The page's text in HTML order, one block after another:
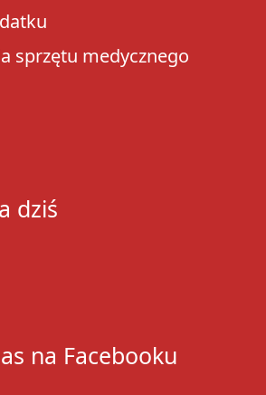
sprzętu medycznego
dziś
na Facebooku